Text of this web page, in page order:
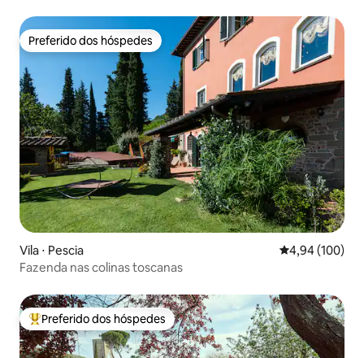
Preferido dos hóspedes
Preferido dos hóspedes
Vila ⋅ Pescia 4,94 de uma
4,94 (100)
Fazenda nas colinas toscanas
Entre os melhores preferidos dos hóspedes
Preferido dos hóspedes